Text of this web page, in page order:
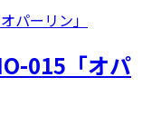
015「オパ